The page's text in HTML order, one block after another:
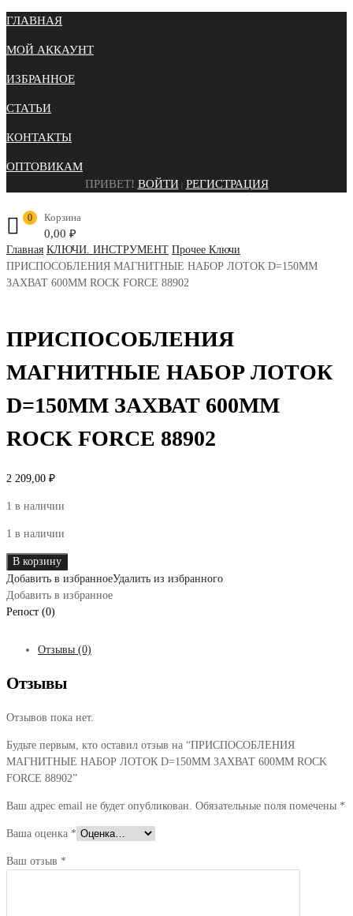
ГЛАВНАЯ
МОЙ АККАУНТ
ИЗБРАННОЕ
СТАТЬИ
КОНТАКТЫ
ОПТОВИКАМ
ПРИВЕТ! ВОЙТИ | РЕГИСТРАЦИЯ
Корзина
0,00 ₽
0
Главная КЛЮЧИ. ИНСТРУМЕНТ Прочее Ключи
ПРИСПОСОБЛЕНИЯ МАГНИТНЫЕ НАБОР ЛОТОК D=150ММ
ЗАХВАТ 600ММ ROCK FORCE 88902
ПРИСПОСОБЛЕНИЯ
МАГНИТНЫЕ НАБОР ЛОТОК
D=150ММ ЗАХВАТ 600ММ
ROCK FORCE 88902
2 209,00 ₽
1 в наличии
1 в наличии
Количество
товара
ПРИСПОСОБЛЕНИЯ
МАГНИТНЫЕ
ЛОТОК
ЗАХВАТ
600ММ
88902
В корзину
Добавить в избранноеУдалить из избранного
Добавить в избранное
Репост (0)
Отзывы (0)
Отзывы
Отзывов пока нет.
Будьте первым, кто оставил отзыв на “ПРИСПОСОБЛЕНИЯ
МАГНИТНЫЕ НАБОР ЛОТОК D=150ММ ЗАХВАТ 600ММ ROCK
FORCE 88902”
Ваш адрес email не будет опубликован. Обязательные поля помечены *
Ваша оценка *
Ваш отзыв *